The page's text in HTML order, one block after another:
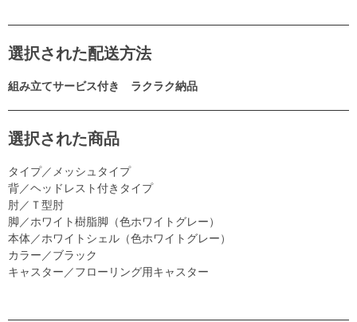
選択された配送方法
組み立てサービス付き ラクラク納品
選択された商品
タイプ／メッシュタイプ
背／ヘッドレスト付きタイプ
肘／Ｔ型肘
脚／ホワイト樹脂脚（色ホワイトグレー）
本体／ホワイトシェル（色ホワイトグレー）
カラー／ブラック
キャスター／フローリング用キャスター